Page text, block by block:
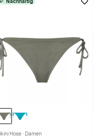
Hose · Damen